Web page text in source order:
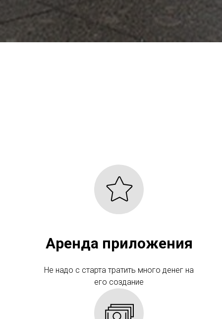
Аренда приложения
Не надо с старта тратить много денег на
его создание